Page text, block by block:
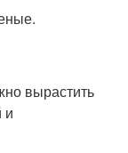
вырастить
и